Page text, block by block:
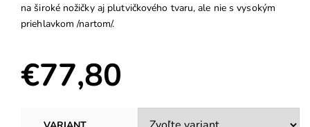
na široké nožičky aj plutvičkového tvaru, ale nie s vysokým
priehlavkom /nartom/.
€77,80